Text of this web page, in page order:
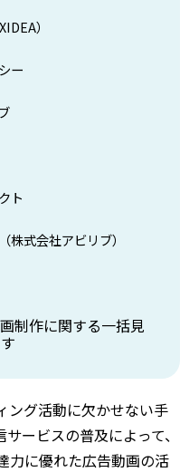
）
ー
ト
式会社アビリブ）
制作に関する一括見
ング活動に欠かせない手
ービスの普及によって、
力に優れた広告動画の活